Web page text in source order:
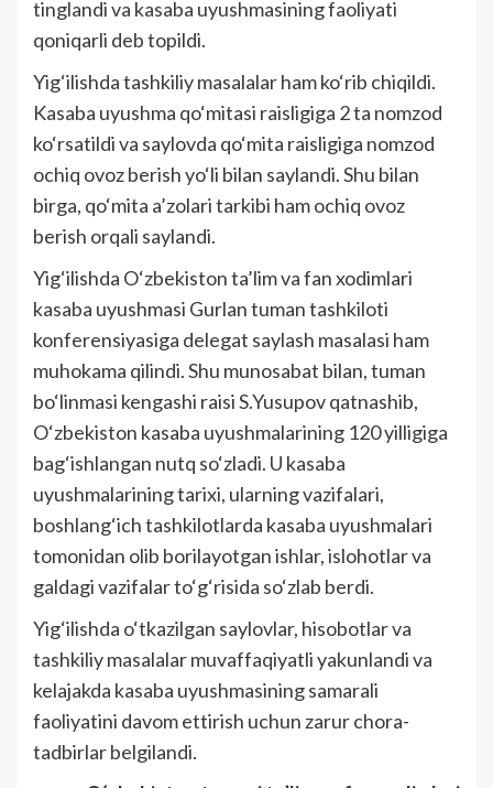
tinglandi va kasaba uyushmasining faoliyati
qoniqarli deb topildi.
Yig‘ilishda tashkiliy masalalar ham ko‘rib chiqildi.
Kasaba uyushma qo‘mitasi raisligiga 2 ta nomzod
ko‘rsatildi va saylovda qo‘mita raisligiga nomzod
ochiq ovoz berish yo‘li bilan saylandi. Shu bilan
birga, qo‘mita a’zolari tarkibi ham ochiq ovoz
berish orqali saylandi.
Yig‘ilishda O‘zbekiston ta’lim va fan xodimlari
kasaba uyushmasi Gurlan tuman tashkiloti
konferensiyasiga delegat saylash masalasi ham
muhokama qilindi. Shu munosabat bilan, tuman
bo‘linmasi kengashi raisi S.Yusupov qatnashib,
O‘zbekiston kasaba uyushmalarining 120 yilligiga
bag‘ishlangan nutq so‘zladi. U kasaba
uyushmalarining tarixi, ularning vazifalari,
boshlang‘ich tashkilotlarda kasaba uyushmalari
tomonidan olib borilayotgan ishlar, islohotlar va
galdagi vazifalar to‘g‘risida so‘zlab berdi.
Yig‘ilishda o‘tkazilgan saylovlar, hisobotlar va
tashkiliy masalalar muvaffaqiyatli yakunlandi va
kelajakda kasaba uyushmasining samarali
faoliyatini davom ettirish uchun zarur chora-
tadbirlar belgilandi.